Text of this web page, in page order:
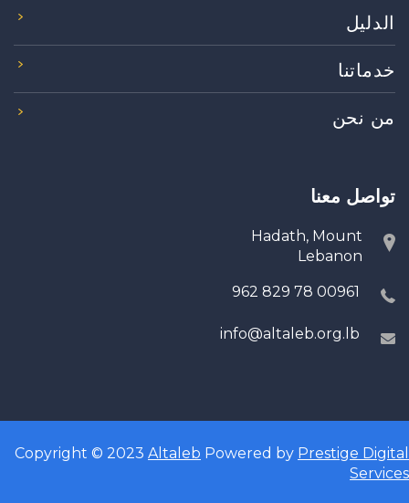
الدليل
خدماتنا
من نحن
تواصل معنا
Hadath, Mount
Lebanon
00961 78 829 962
info@altaleb.org.lb
Copyright © 2023 Altaleb Powered by Prestige Digital
Services